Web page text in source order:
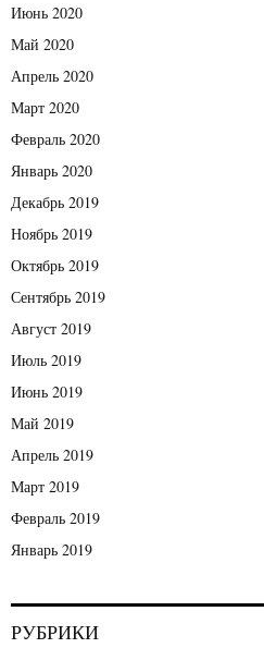
Июнь 2020
Май 2020
Апрель 2020
Март 2020
Февраль 2020
Январь 2020
Декабрь 2019
Ноябрь 2019
Октябрь 2019
Сентябрь 2019
Август 2019
Июль 2019
Июнь 2019
Май 2019
Апрель 2019
Март 2019
Февраль 2019
Январь 2019
РУБРИКИ